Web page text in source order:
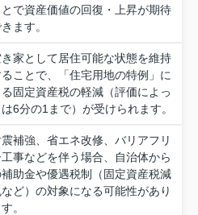
とで資産価値の回復・上昇が期待
ます。
き家として居住可能な状態を維持
ことで、「住宅用地の特例」に
る固定資産税の軽減（評価によっ
6分の1まで）が受けられます。
補強、省エネ改修、バリアフリ
工事などを伴う場合、自治体から
助金や優遇税制（固定資産税減
ど）の対象になる可能性があり
。